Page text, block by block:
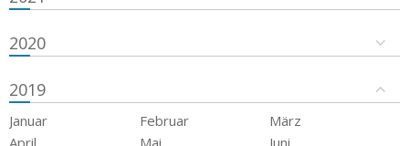
2020
2019
Januar Februar
März
April
Mai
Juni